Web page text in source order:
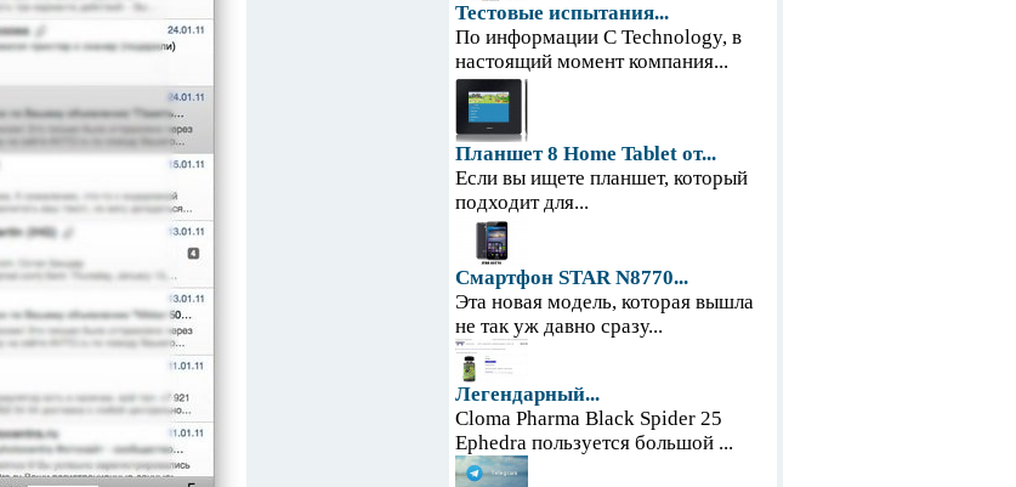
Тестовые испытания...
По информации С Technology, в
настоящий момент компания...
Планшет 8 Home Tablet от...
Если вы ищете планшет, который
подходит для...
Смартфон STAR N8770...
Эта новая модель, которая вышла
не так уж давно сразу...
Легендарный...
Cloma Pharma Black Spider 25
Ephedra пользуется большой ...